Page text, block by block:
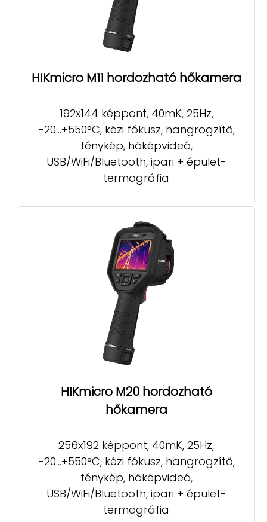
HIKmicro M11 hordozható hőkamera
192x144 képpont, 40mK, 25Hz,
-20...+550°C, kézi fókusz, hangrögzítő,
fénykép, hőképvideó,
USB/WiFi/Bluetooth, ipari + épület-
termográfia
HIKmicro M20 hordozható
hőkamera
256x192 képpont, 40mK, 25Hz,
-20...+550°C, kézi fókusz, hangrögzítő,
fénykép, hőképvideó,
USB/WiFi/Bluetooth, ipari + épület-
termográfia